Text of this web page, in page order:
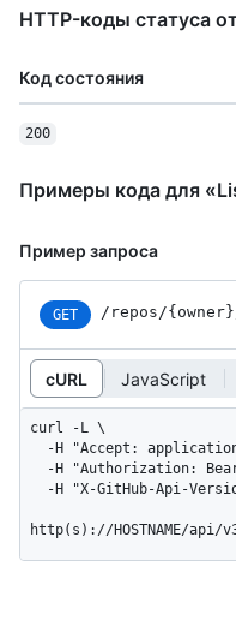
HTTP-коды статуса
Код состояния
200
Примеры кода для
Пример запроса
GET /repos/{owner}
cURL JavaScript
curl -L \
http(s)://HOSTNAME/api/